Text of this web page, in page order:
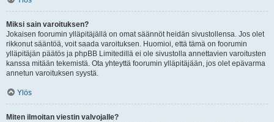
Miksi sain varoituksen?
Jokaisen foorumin ylläpitäjällä on omat säännöt heidän sivustollensa. Jos olet
rikkonut sääntöä, voit saada varoituksen. Huomioi, että tämä on foorumin
ylläpitäjän päätös ja phpBB Limitedillä ei ole sivustolla annettavien varoitusten
kanssa mitään tekemistä. Ota yhteyttä foorumin ylläpitäjään, jos olet epävarma
annetun varoituksen syystä.
Ylös
Miten ilmoitan viestin valvojalle?